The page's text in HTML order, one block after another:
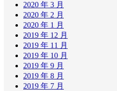
2020 年 3 月
2020 年 2 月
2020 年 1 月
2019 年 12 月
2019 年 11 月
2019 年 10 月
2019 年 9 月
2019 年 8 月
2019 年 7 月